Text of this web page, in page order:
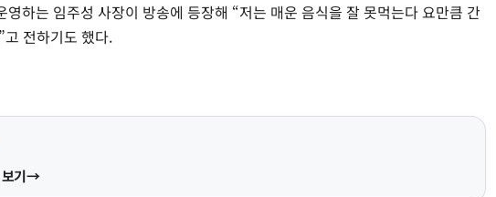
영하는 임주성 사장이 방송에 등장해 “저는 매운 음식을 잘 못먹는다 요만큼 간
전하기도 했다.
기